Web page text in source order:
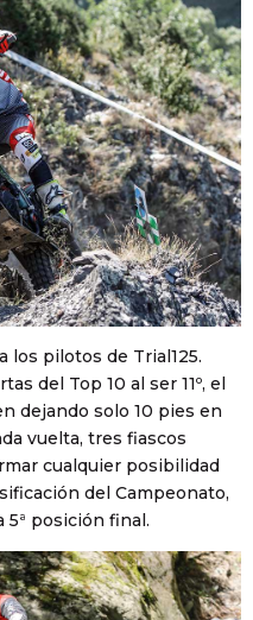
los pilotos de Trial125.
del Top 10 al ser 11º, el
dejando solo 10 pies en
vuelta, tres fiascos
cualquier posibilidad
del Campeonato,
posición final.